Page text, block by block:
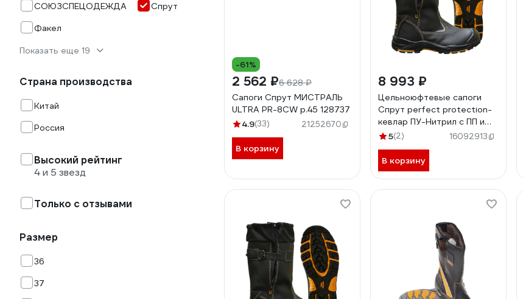
СОЮЗСПЕЦОДЕЖДА
Спрут
Факел
Показать еще 19
Страна производства
Китай
Россия
Высокий рейтинг
4 и 5 звезд
Только с отзывами
Размер
36
37
-61%
2 562 ₽6 628 ₽
Сапоги Спрут МИСТРАЛЬ
ULTRA PR-8CW р.45 128737
4.9(33) 21252670
В корзину
8 993 ₽
Цельноюфтевые сапоги
Спрут perfect protection-
кевлар ПУ-Нитрил с ПП и
АС на натуральном меху р.
5(2) 16092913
В корзину